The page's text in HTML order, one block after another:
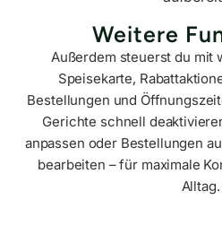
Weitere
Außerdem steuerst du mit
Speisekarte,
Bestellungen und
Gerichte schnell
anpassen oder Bestellungen
bearbeiten – für maximale
Alltag.